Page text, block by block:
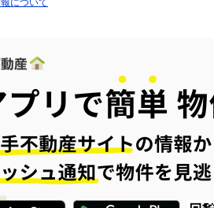
について